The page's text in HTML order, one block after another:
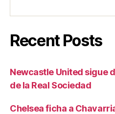
Recent Posts
Newcastle United sigue
de la Real Sociedad
Chelsea ficha a